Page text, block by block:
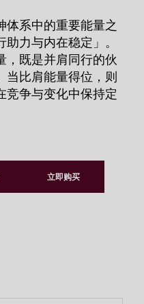
体系中的重要能量之
力与内在稳定」。
，既是并肩同行的伙
当比肩能量得位，则
竞争与变化中保持定
珠 quantity
立即购买